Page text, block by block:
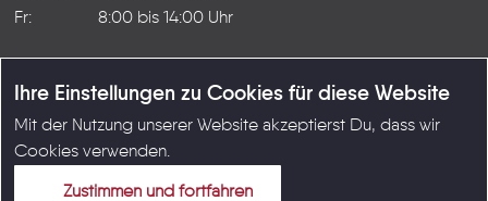
Ihre Einstellungen zu Cookies für diese Website
Mit der Nutzung unserer Website akzeptierst Du, dass wir
Cookies verwenden.
Zustimmen und fortfahren
Fr:
8:00 bis 14:00 Uhr
© Copyright LEBO GmbH 2026
Karriere Datenschutz